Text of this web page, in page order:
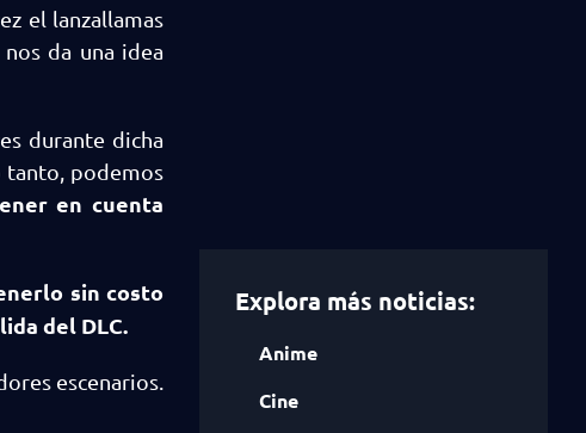
el lanzallamas
da una idea
durante dicha
tanto, podemos
en cuenta
sin costo
del DLC.
escenarios.
Explora más noticias:
Anime
Cine